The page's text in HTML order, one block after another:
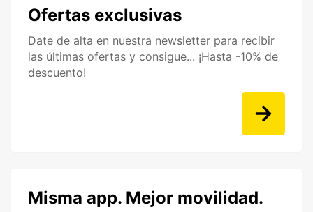
Ofertas exclusivas
Date de alta en nuestra newsletter para recibir
las últimas ofertas y consigue... ¡Hasta -10% de
descuento!
Misma app. Mejor movilidad.